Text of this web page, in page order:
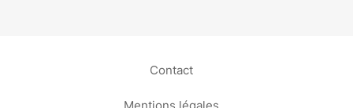
Contact
Mentions légales